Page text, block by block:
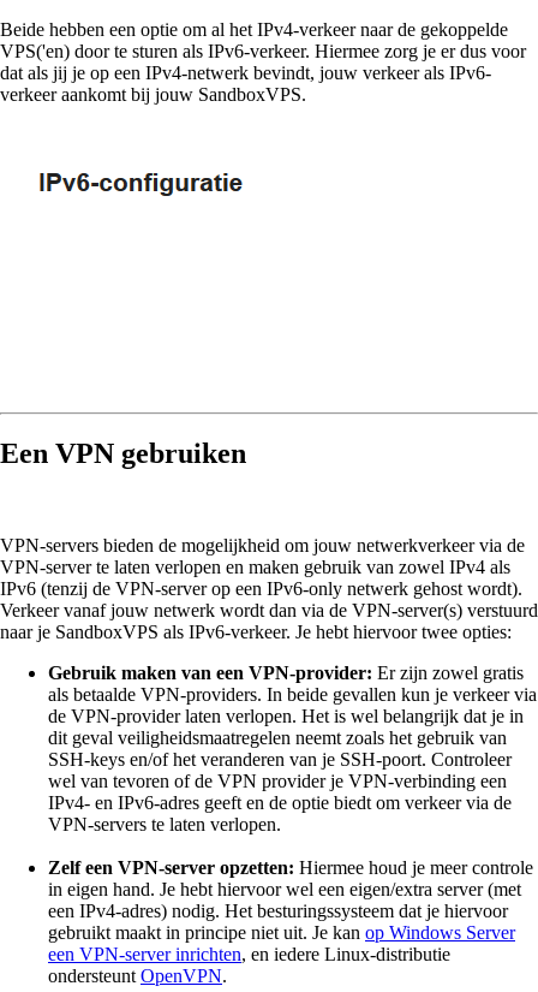
Beide hebben een optie om al het IPv4-verkeer naar de gekoppelde
VPS('en) door te sturen als IPv6-verkeer. Hiermee zorg je er dus voor
dat als jij je op een IPv4-netwerk bevindt, jouw verkeer als IPv6-
verkeer aankomt bij jouw SandboxVPS.
Een VPN gebruiken
VPN-servers bieden de mogelijkheid om jouw netwerkverkeer via de
VPN-server te laten verlopen en maken gebruik van zowel IPv4 als
IPv6 (tenzij de VPN-server op een IPv6-only netwerk gehost wordt).
Verkeer vanaf jouw netwerk wordt dan via de VPN-server(s) verstuurd
naar je SandboxVPS als IPv6-verkeer. Je hebt hiervoor twee opties:
Gebruik maken van een VPN-provider: Er zijn zowel gratis
als betaalde VPN-providers. In beide gevallen kun je verkeer via
de VPN-provider laten verlopen. Het is wel belangrijk dat je in
dit geval veiligheidsmaatregelen neemt zoals het gebruik van
SSH-keys en/of het veranderen van je SSH-poort. Controleer
wel van tevoren of de VPN provider je VPN-verbinding een
IPv4- en IPv6-adres geeft en de optie biedt om verkeer via de
VPN-servers te laten verlopen.
Zelf een VPN-server opzetten: Hiermee houd je meer controle
in eigen hand. Je hebt hiervoor wel een eigen/extra server (met
een IPv4-adres) nodig. Het besturingssysteem dat je hiervoor
gebruikt maakt in principe niet uit. Je kan op Windows Server
een VPN-server inrichten, en iedere Linux-distributie
ondersteunt OpenVPN.